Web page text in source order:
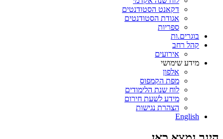
דקאנט הסטודנטים
אגודת הסטודנטים
ספריות
בוגרים.ות
קהל רחב
אירועים
מידע שימושי
אלפון
מפת הקמפוס
לוח שנת הלימודים
מידע לשעת חירום
הצהרת נגישות
English